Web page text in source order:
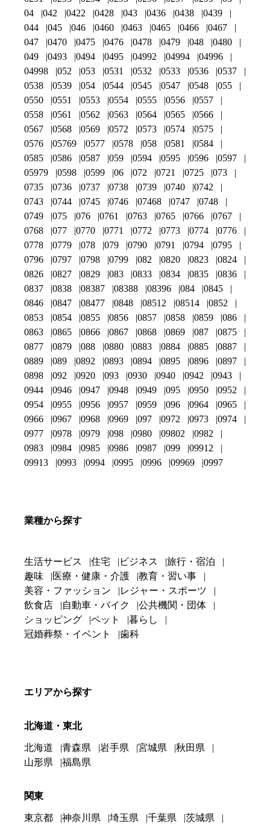
04
042 0422 0428 043 0436 0438
0439
044
045 046 0460 0463 0465 0466
0467
047
0470 0475 0476 0478 0479 048
0480
049
0493 0494 0495 04992 04994
04996
04998
052 053 0531 0532 0533 0536
0537
0538
0539 054 0544 0545 0547 0548
055
0550
0551 0553 0554 0555 0556
0557
0558
0561 0562 0563 0564 0565
0566
0567
0568 0569 0572 0573 0574
0575
0576
05769 0577 0578 058 0581
0584
0585
0586 0587 059 0594 0595 0596
0597
05979
0598 0599 06 072 0721 0725
073
0735
0736 0737 0738 0739 0740
0742
0743
0744 0745 0746 07468 0747
0748
0749
075 076 0761 0763 0765 0766
0767
0768
077 0770 0771 0772 0773 0774
0776
0778
0779 078 079 0790 0791 0794
0795
0796
0797 0798 0799 082 0820 0823
0824
0826
0827 0829 083 0833 0834 0835
0836
0837
0838 08387 08388 08396 084
0845
0846
0847 08477 0848 08512 08514
0852
0853
0854 0855 0856 0857 0858 0859
086
0863
0865 0866 0867 0868 0869 087
0875
0877
0879 088 0880 0883 0884 0885
0887
0889
089 0892 0893 0894 0895 0896
0897
0898
092 0920 093 0930 0940 0942
0943
0944
0946 0947 0948 0949 095 0950
0952
0954
0955 0956 0957 0959 096 0964
0965
0966
0967 0968 0969 097 0972 0973
0974
0977
0978 0979 098 0980 09802
0982
0983
0984 0985 0986 0987 099
09912
09913
0993 0994 0995 0996 09969 0997
業種から探す
生活サービス 住宅 ビジネス
旅行・宿泊
趣味
医療・健康・介護
教育・習い事
美容・ファッション
レジャー・スポーツ
飲食店
自動車・バイク
公共機関・団体
ショッピング
ペット
暮らし
冠婚葬祭・イベント
歯科
エリアから探す
北海道・東北
北海道 青森県 岩手県 宮城県
秋田県
山形県
福島県
関東
東京都 神奈川県 埼玉県 千葉県
茨城県